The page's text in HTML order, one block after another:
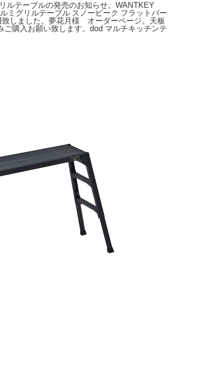
ルテーブルの発売のお知らせ。WANTKEY
ミグリルテーブル スノーピーク フラットバー
しました。夢花月様 オーダーページ。天板
購入お願い致します。dod マルチキッチンテ